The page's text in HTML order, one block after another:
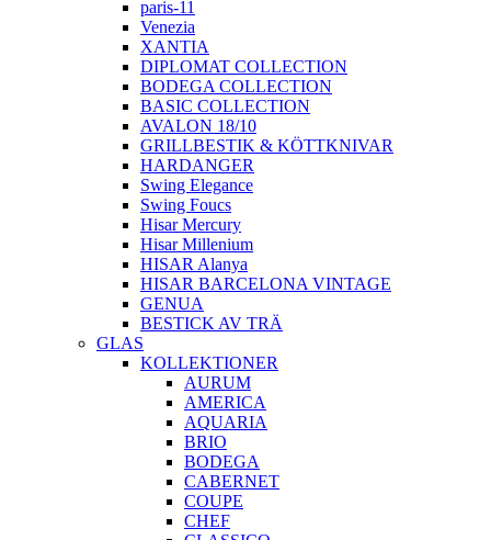
paris-11
Venezia
XANTIA
DIPLOMAT COLLECTION
BODEGA COLLECTION
BASIC COLLECTION
AVALON 18/10
GRILLBESTIK & KÖTTKNIVAR
HARDANGER
Swing Elegance
Swing Foucs
Hisar Mercury
Hisar Millenium
HISAR Alanya
HISAR BARCELONA VINTAGE
GENUA
BESTICK AV TRÄ
GLAS
KOLLEKTIONER
AURUM
AMERICA
AQUARIA
BRIO
BODEGA
CABERNET
COUPE
CHEF